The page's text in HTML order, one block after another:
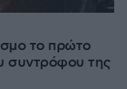
το πρώτο
συντρόφου της